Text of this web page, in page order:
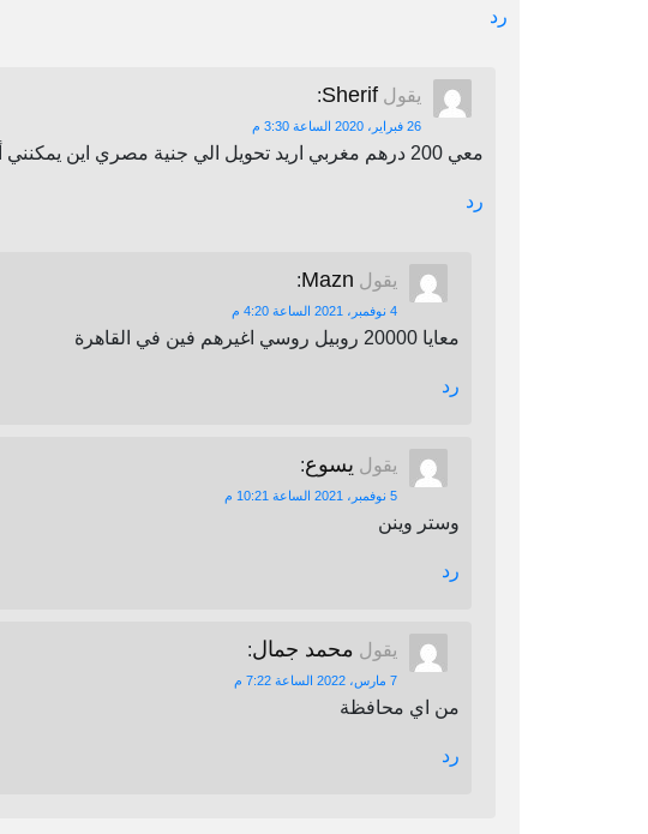
رد
يقول Sherif
:
26 فبراير، 2020 الساعة 3:30 م
معي 200 درهم مغربي اريد تحويل الي جنية مصري اين يمكنني أن احول
رد
يقول Mazn
:
4 نوفمبر، 2021 الساعة 4:20 م
معايا 20000 روبيل روسي اغيرهم فين في القاهرة
رد
يقول يسوع:
5 نوفمبر، 2021 الساعة 10:21 م
وستر وينن
رد
يقول محمد جمال:
7 مارس، 2022 الساعة 7:22 م
من اي محافظة
رد